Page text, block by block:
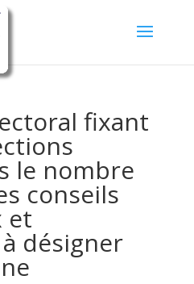
fixant
le nombre
conseils
et
désigner